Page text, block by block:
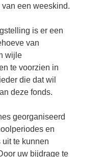
een weeskind.
is er een
van
wijle
te voorzien in
die dat wil
deze fonds.
georganiseerd
en
te kunnen
uw bijdrage te